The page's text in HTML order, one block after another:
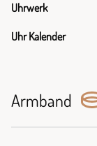
Uhrwerk
Uhr Kalender
Armband